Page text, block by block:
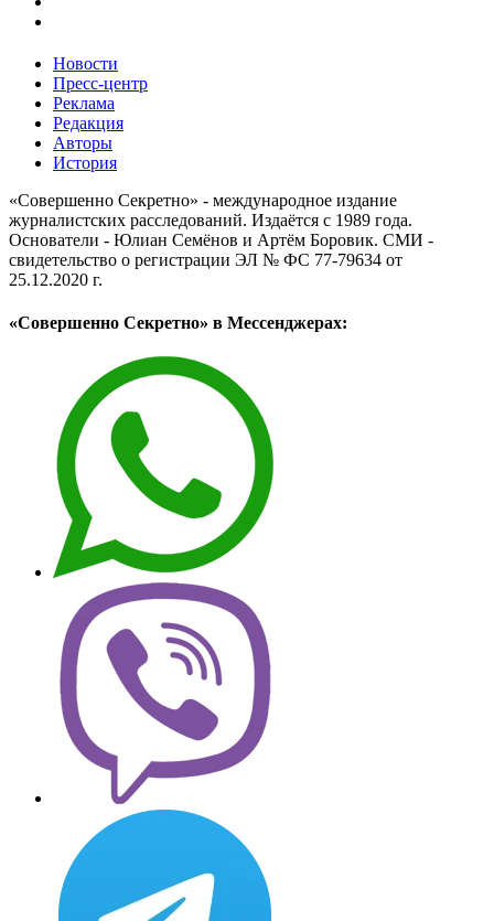
Новости
Пресс-центр
Реклама
Редакция
Авторы
История
«Совершенно Секретно» - международное издание
журналистских расследований. Издаётся с 1989 года.
Основатели - Юлиан Семёнов и Артём Боровик. CМИ -
свидетельство о регистрации ЭЛ № ФС 77-79634 от
25.12.2020 г.
«Совершенно Секретно» в Мессенджерах: